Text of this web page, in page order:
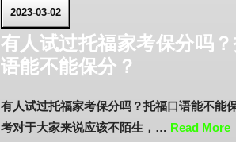
2023-03-02
有人试过托福家考保分吗
语能不能保分？
有人试过托福家考保分吗？托福口语能不能
考对于大家来说应该不陌生，… Read More